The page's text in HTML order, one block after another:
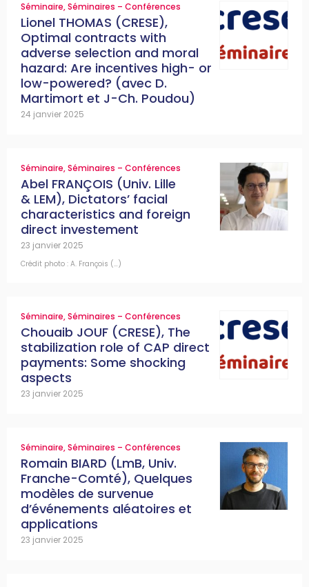
Séminaire,Séminaires – Conférences
Lionel THOMAS (CRESE),
Optimal contracts with
adverse selection and moral
hazard: Are incentives high- or
low-powered? (avec D.
Martimort et J-Ch. Poudou)
24 janvier 2025
Séminaire,Séminaires – Conférences
Abel FRANÇOIS (Univ. Lille
& LEM), Dictators’ facial
characteristics and foreign
direct investement
23 janvier 2025
Crédit photo : A. François (…)
Séminaire,Séminaires – Conférences
Chouaib JOUF (CRESE), The
stabilization role of CAP direct
payments: Some shocking
aspects
23 janvier 2025
Séminaire,Séminaires – Conférences
Romain BIARD (LmB, Univ.
Franche-Comté), Quelques
modèles de survenue
d’événements aléatoires et
applications
23 janvier 2025